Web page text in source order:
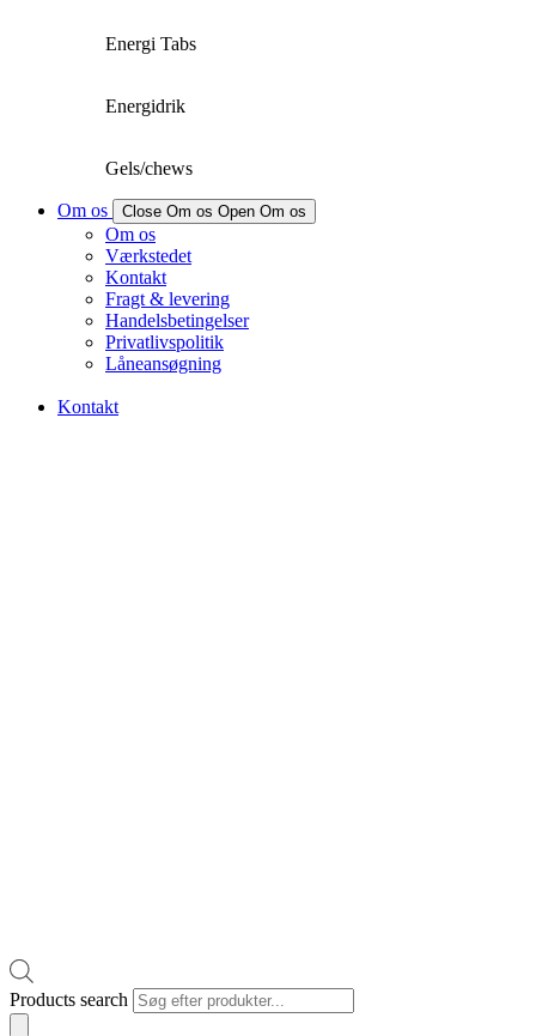
Energi Tabs
Energidrik
Gels/chews
Om os Close Om os Open Om os
Om os
Værkstedet
Kontakt
Fragt & levering
Handelsbetingelser
Privatlivspolitik
Låneansøgning
Kontakt
Products search